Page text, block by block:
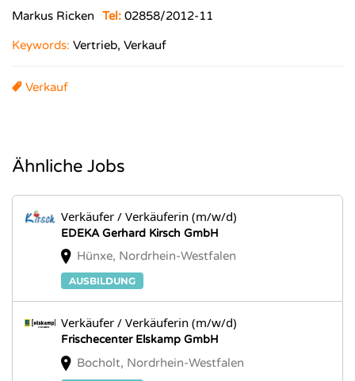
Markus Ricken Tel: 02858/2012-11
Keywords: Vertrieb, Verkauf
Verkauf
Ähnliche Jobs
Verkäufer / Verkäuferin (m/w/d)
EDEKA Gerhard Kirsch GmbH
Hünxe, Nordrhein-Westfalen
AUSBILDUNG
Verkäufer / Verkäuferin (m/w/d)
Frischecenter Elskamp GmbH
Bocholt, Nordrhein-Westfalen